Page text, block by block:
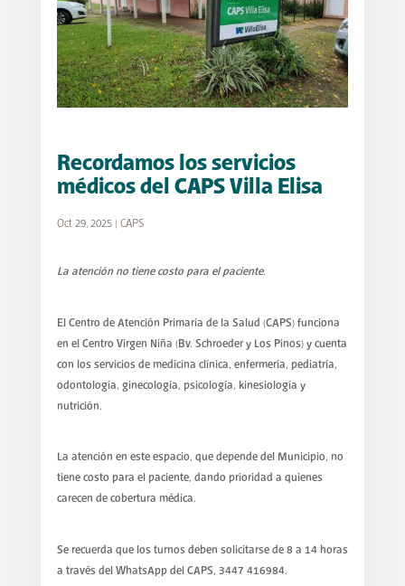
Recordamos los servicios
médicos del CAPS Villa Elisa
Oct 29, 2025| CAPS
La atención no tiene costo para el paciente.
El Centro de Atención Primaria de la Salud (CAPS) funciona
en el Centro Virgen Niña (Bv. Schroeder y Los Pinos) y cuenta
con los servicios de medicina clínica, enfermería, pediatría,
odontología, ginecología, psicología, kinesiología y
nutrición.
La atención en este espacio, que depende del Municipio, no
tiene costo para el paciente, dando prioridad a quienes
carecen de cobertura médica.
Se recuerda que los turnos deben solicitarse de 8 a 14 horas
a través del WhatsApp del CAPS, 3447 416984.